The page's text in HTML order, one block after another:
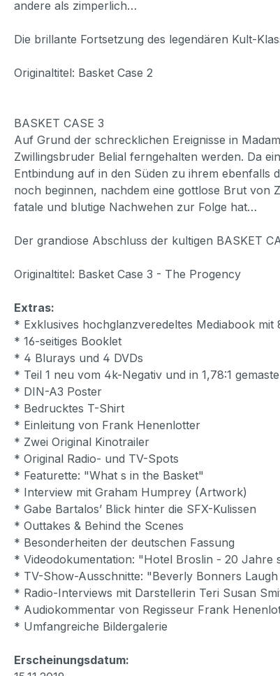
andere als zimperlich…
Die brillante Fortsetzung des legendären Kult-
Originaltitel: Basket Case 2
BASKET CASE 3
Auf Grund der schrecklichen Ereignisse in
Zwillingsbruder Belial ferngehalten werden. Da
Entbindung auf in den Süden zu ihrem ebenfalls
noch beginnen, nachdem eine gottlose Brut von
fatale und blutige Nachwehen zur Folge hat…
Der grandiose Abschluss der kultigen BASKET
Originaltitel: Basket Case 3 - The Progency
Extras:
* Exklusives hochglanzveredeltes Mediabook mit
* 16-seitiges Booklet
* 4 Blurays und 4 DVDs
* Teil 1 neu vom 4k-Negativ und in 1,78:1
* DIN-A3 Poster
* Bedrucktes T-Shirt
* Einleitung von Frank Henenlotter
* Zwei Original Kinotrailer
* Original Radio- und TV-Spots
* Featurette: "What s in the Basket"
* Interview mit Graham Humprey (Artwork)
* Gabe Bartalos’ Blick hinter die SFX-Kulissen
* Outtakes & Behind the Scenes
* Besonderheiten der deutschen Fassung
* Videodokumentation: "Hotel Broslin - 20 Jahre
* TV-Show-Ausschnitte: "Beverly Bonners
* Radio-Interviews mit Darstellerin Teri Susan
* Audiokommentar von Regisseur Frank
* Umfangreiche Bildergalerie
Erscheinungsdatum: